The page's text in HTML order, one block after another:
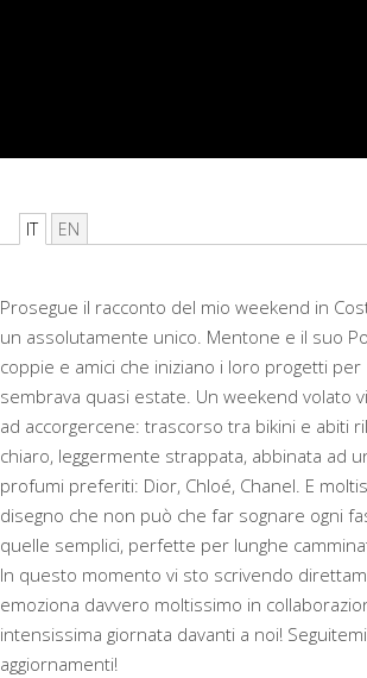
IT EN
Prosegue il racconto del mio weekend in
un assolutamente unico. Mentone e il suo
coppie e amici che iniziano i loro progetti
sembrava quasi estate. Un weekend volato
ad accorgercene: trascorso tra bikini e abiti
chiaro, leggermente strappata, abbinata ad
profumi preferiti: Dior, Chloé, Chanel. E
disegno che non può che far sognare ogni
quelle semplici, perfette per lunghe
In questo momento vi sto scrivendo
emoziona davvero moltissimo in
intensissima giornata davanti a noi!
aggiornamenti!